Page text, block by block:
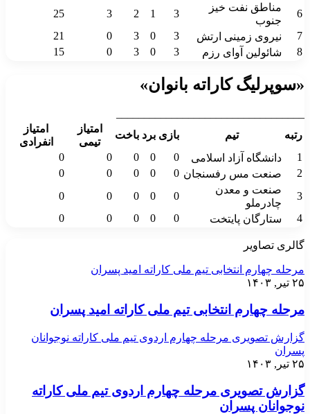
6
مناطق نفت خیز
جنوب
3
1
2
3
25
7
نیروی زمینی ارتش 3
0
3
0
21
8
شائولین آوای رزم 3
0
3
0
15
«سوپرلیگ کاراته بانوان»
رتبه
تیم بازی برد باخت
امتیاز
تیمی
امتیاز
انفرادی
1
دانشگاه آزاد اسلامی 0
0
0
0
0
2
صنعت مس رفسنجان 0
0
0
0
0
3
صنعت و معدن
چادرملو
0
0
0
0
0
4
ستارگان پایتخت 0
0
0
0
0
گالری تصاویر
مرحله چهارم انتخابی تیم ملی کاراته امید پسران
۲۵ تیر, ۱۴۰۳
مرحله چهارم انتخابی تیم ملی کاراته امید پسران
گزارش تصویری مرحله چهارم اردوی تیم ملی کاراته نوجوانان
پسران
۲۵ تیر, ۱۴۰۳
گزارش تصویری مرحله چهارم اردوی تیم ملی کاراته
نوجوانان پسران